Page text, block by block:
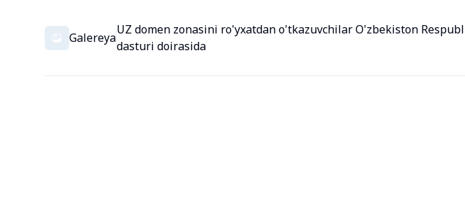
Galereya
UZ domen zonasini ro'yxatdan o'tkazuvchilar O'zbekiston
dasturi doirasida